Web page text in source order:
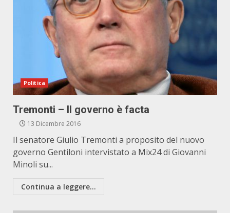
Politica
Tremonti – Il governo è facta
13 Dicembre 2016
Il senatore Giulio Tremonti a proposito del nuovo
governo Gentiloni intervistato a Mix24 di Giovanni
Minoli su...
Continua a leggere...